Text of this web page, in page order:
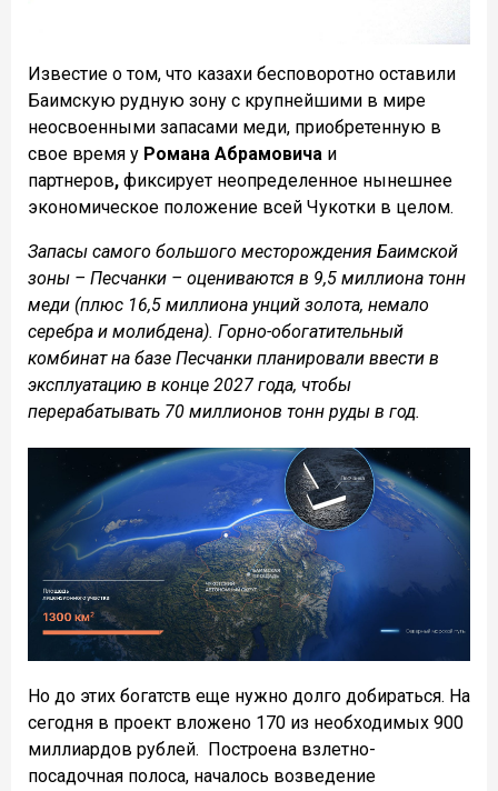
Известие о том, что казахи бесповоротно оставили
Баимскую рудную зону с крупнейшими в мире
неосвоенными запасами меди, приобретенную в
свое время у Романа Абрамовича и
партнеров, фиксирует неопределенное нынешнее
экономическое положение всей Чукотки в целом.
Запасы самого большого месторождения Баимской
зоны – Песчанки – оцениваются в 9,5 миллиона тонн
меди (плюс 16,5 миллиона унций золота, немало
серебра и молибдена). Горно-обогатительный
комбинат на базе Песчанки планировали ввести в
эксплуатацию в конце 2027 года, чтобы
перерабатывать 70 миллионов тонн руды в год.
Но до этих богатств еще нужно долго добираться. На
сегодня в проект вложено 170 из необходимых 900
миллиардов рублей. Построена взлетно-
посадочная полоса, началось возведение